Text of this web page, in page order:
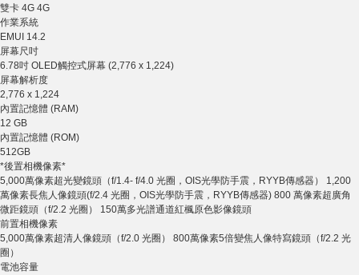
雙卡 4G 4G
作業系統
EMUI 14.2
屏幕尺吋
6.78吋 OLED觸控式屏幕 (2,776 x 1,224)
屏幕解析度
2,776 x 1,224
內置記憶體 (RAM)
12 GB
內置記憶體 (ROM)
512GB
*後置相機像素*
5,000萬像素超光變鏡頭（f/1.4- f/4.0 光圈，OIS光學防手震，RYYB傳感器） 1,200
萬像素長焦人像鏡頭(f/2.4 光圈，OIS光學防手震，RYYB傳感器) 800 萬像素超廣角
微距鏡頭（f/2.2 光圈） 150萬多光譜通道紅楓原色影像鏡頭
前置相機像素
5,000萬像素超清人像鏡頭（f/2.0 光圈） 800萬像素5倍變焦人像特寫鏡頭（f/2.2 光
圈）
電池容量